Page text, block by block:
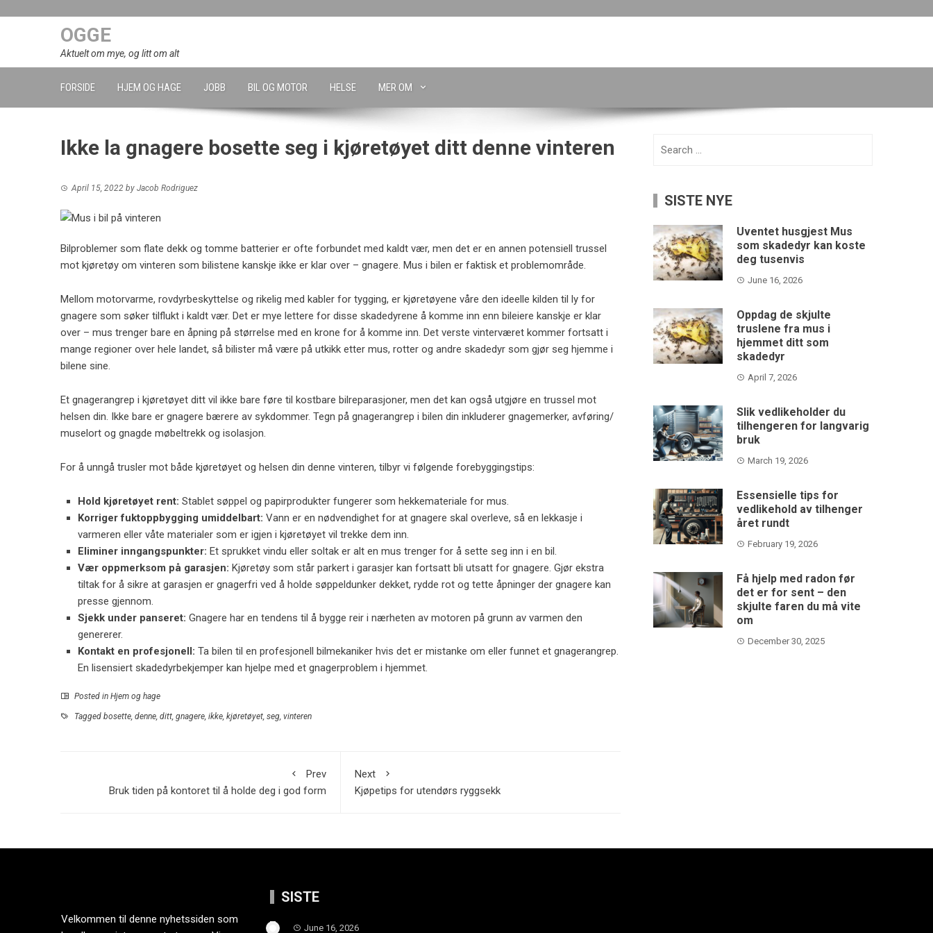
OGGE
Aktuelt om mye, og litt om alt
FORSIDE HJEM OG HAGE JOBB BIL OG MOTOR HELSE MER OM
Ikke la gnagere bosette seg i kjøretøyet ditt denne vinteren
April 15, 2022 by Jacob Rodriguez
Bilproblemer som flate dekk og tomme batterier er ofte forbundet med kaldt vær, men det er en annen potensiell trussel
mot kjøretøy om vinteren som bilistene kanskje ikke er klar over – gnagere. Mus i bilen er faktisk et problemområde.
Mellom motorvarme, rovdyrbeskyttelse og rikelig med kabler for tygging, er kjøretøyene våre den ideelle kilden til ly for
gnagere som søker tilflukt i kaldt vær. Det er mye lettere for disse skadedyrene å komme inn enn bileiere kanskje er klar
over – mus trenger bare en åpning på størrelse med en krone for å komme inn. Det verste vinterværet kommer fortsatt i
mange regioner over hele landet, så bilister må være på utkikk etter mus, rotter og andre skadedyr som gjør seg hjemme i
bilene sine.
Et gnagerangrep i kjøretøyet ditt vil ikke bare føre til kostbare bilreparasjoner, men det kan også utgjøre en trussel mot
helsen din. Ikke bare er gnagere bærere av sykdommer. Tegn på gnagerangrep i bilen din inkluderer gnagemerker, avføring/
muselort og gnagde møbeltrekk og isolasjon.
For å unngå trusler mot både kjøretøyet og helsen din denne vinteren, tilbyr vi følgende forebyggingstips:
Hold kjøretøyet rent: Stablet søppel og papirprodukter fungerer som hekkemateriale for mus.
Korriger fuktoppbygging umiddelbart: Vann er en nødvendighet for at gnagere skal overleve, så en lekkasje i
varmeren eller våte materialer som er igjen i kjøretøyet vil trekke dem inn.
Eliminer inngangspunkter: Et sprukket vindu eller soltak er alt en mus trenger for å sette seg inn i en bil.
Vær oppmerksom på garasjen: Kjøretøy som står parkert i garasjer kan fortsatt bli utsatt for gnagere. Gjør ekstra
tiltak for å sikre at garasjen er gnagerfri ved å holde søppeldunker dekket, rydde rot og tette åpninger der gnagere kan
presse gjennom.
Sjekk under panseret: Gnagere har en tendens til å bygge reir i nærheten av motoren på grunn av varmen den
genererer.
Kontakt en profesjonell: Ta bilen til en profesjonell bilmekaniker hvis det er mistanke om eller funnet et gnagerangrep.
En lisensiert skadedyrbekjemper kan hjelpe med et gnagerproblem i hjemmet.
Posted in Hjem og hage
Tagged bosette, denne, ditt, gnagere, ikke, kjøretøyet, seg, vinteren
Prev
Bruk tiden på kontoret til å holde deg i god form
Next
Kjøpetips for utendørs ryggsekk
SISTE NYE
Uventet husgjest Mus
som skadedyr kan koste
deg tusenvis
June 16, 2026
Oppdag de skjulte
truslene fra mus i
hjemmet ditt som
skadedyr
April 7, 2026
Slik vedlikeholder du
tilhengeren for langvarig
bruk
March 19, 2026
Essensielle tips for
vedlikehold av tilhenger
året rundt
February 19, 2026
Få hjelp med radon før
det er for sent – den
skjulte faren du må vite
om
December 30, 2025
Velkommen til denne nyhetssiden som
SISTE
June 16, 2026